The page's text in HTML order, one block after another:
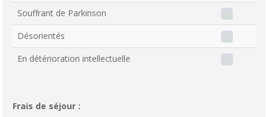
Souffrant de Parkinson
Désorientés
En détérioration intellectuelle
Frais de séjour :